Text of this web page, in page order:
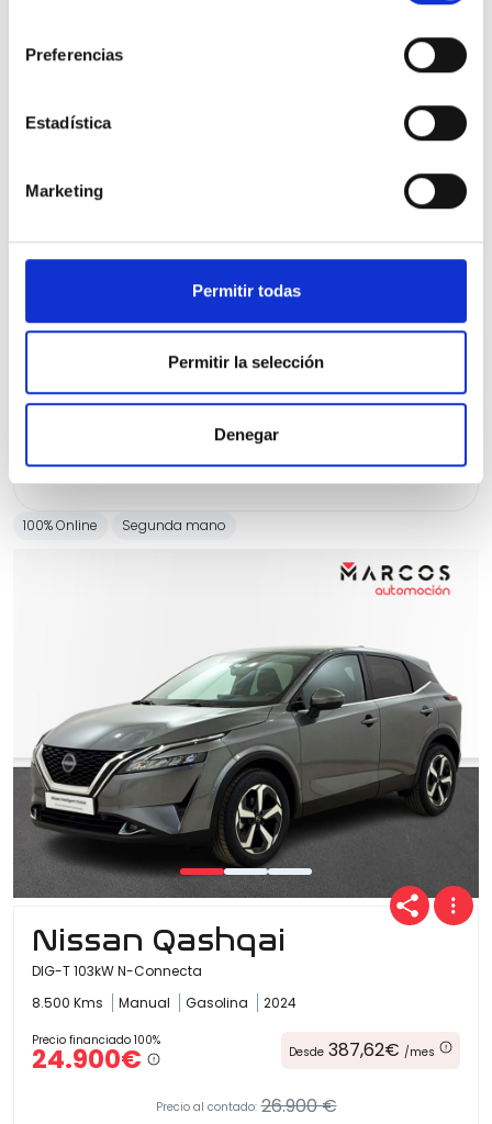
Preferencias
Estadística
Marketing
Permitir todas
Permitir la selección
Denegar
Nissan Qashqai
DIG-T 116kW Xtronic N-Connecta
24.900€ Desde 387,62€/mes
26.900 €
100% Online Segunda mano
Nissan Qashqai
DIG-T 103kW N-Connecta
8.500 Kms
Manual Gasolina 2024
Precio financiado 100%
24.900€ Desde 387,62€ /mes
Precio al contado: 26.900 €